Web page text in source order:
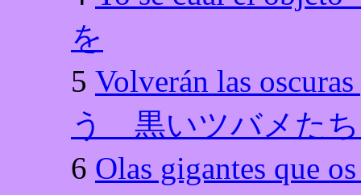
を
5 Volverán las
う 黒いツバメた
6 Olas gigantes que